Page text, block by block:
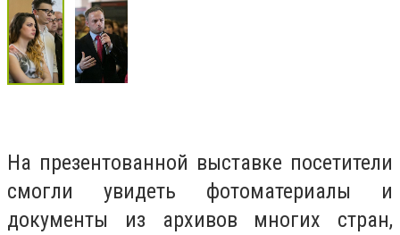
На презентованной выставке посетители
смогли увидеть фотоматериалы и
документы из архивов многих стран,